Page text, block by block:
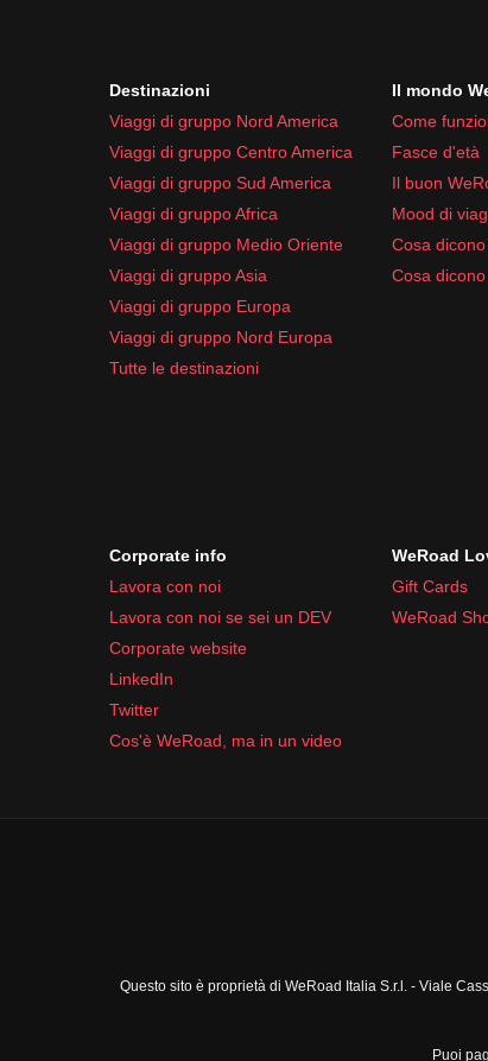
Destinazioni
Viaggi di gruppo Nord America
Viaggi di gruppo Centro America
Viaggi di gruppo Sud America
Viaggi di gruppo Africa
Viaggi di gruppo Medio Oriente
Viaggi di gruppo Asia
Viaggi di gruppo Europa
Viaggi di gruppo Nord Europa
Tutte le destinazioni
Il mondo
Come
Fasce d'età
Il buon
Mood di
Cosa
Cosa
Corporate info
Lavora con noi
Lavora con noi se sei un DEV
Corporate website
LinkedIn
Twitter
Cos'è WeRoad, ma in un video
WeRoad
Gift Cards
WeRoad
Questo sito è proprietà di WeRoad Italia S.r.l. - Viale
Puoi